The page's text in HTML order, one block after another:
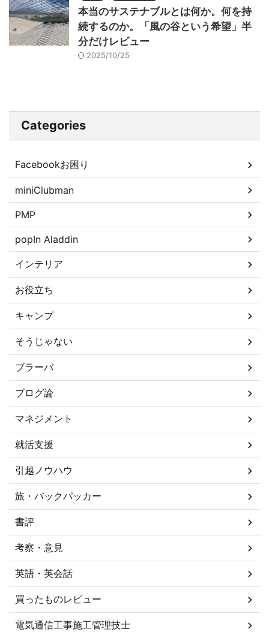
本当のサステナブルとは何か。何を持
続するのか。「風の谷という希望」半
分だけレビュー
2025/10/25
Categories
Facebookお困り
miniClubman
PMP
popIn Aladdin
インテリア
お役立ち
キャンプ
そうじゃない
ブラーバ
ブログ論
マネジメント
就活支援
引越ノウハウ
旅・バックパッカー
書評
考察・意見
英語・英会話
買ったものレビュー
電気通信工事施工管理技士